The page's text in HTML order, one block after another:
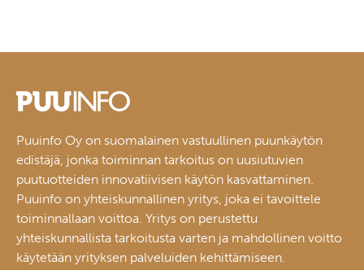
Puuinfo Oy on suomalainen vastuullinen puunkäytön
edistäjä, jonka toiminnan tarkoitus on uusiutuvien
puutuotteiden innovatiivisen käytön kasvattaminen.
Puuinfo on yhteiskunnallinen yritys, joka ei tavoittele
toiminnallaan voittoa. Yritys on perustettu
yhteiskunnallista tarkoitusta varten ja mahdollinen voitto
käytetään yrityksen palveluiden kehittämiseen.